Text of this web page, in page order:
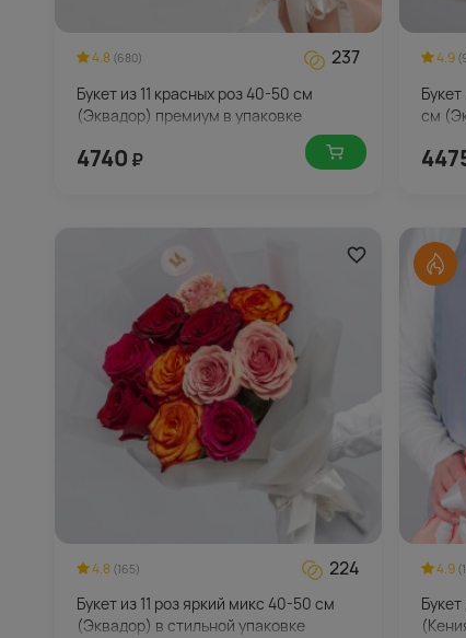
4.8 (680) 237
Букет из 11 красных роз 40-50 см
(Эквадор) премиум в упаковке
4740 ₽
4.9
см
4.8 (165) 224
Букет из 11 роз яркий микс 40-50 см
(Эквадор) в стильной упаковке
4.9